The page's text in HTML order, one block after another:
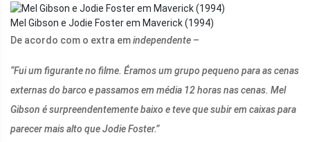
Mel Gibson e Jodie Foster em Maverick (1994)
De acordo com o extra emindependente –
“Fui um figurante no filme. Éramos um grupo pequeno para as cenas
externas do barco e passamos em média 12 horas nas cenas. Mel
Gibson é surpreendentemente baixo e teve que subir em caixas para
parecer mais alto que Jodie Foster.”